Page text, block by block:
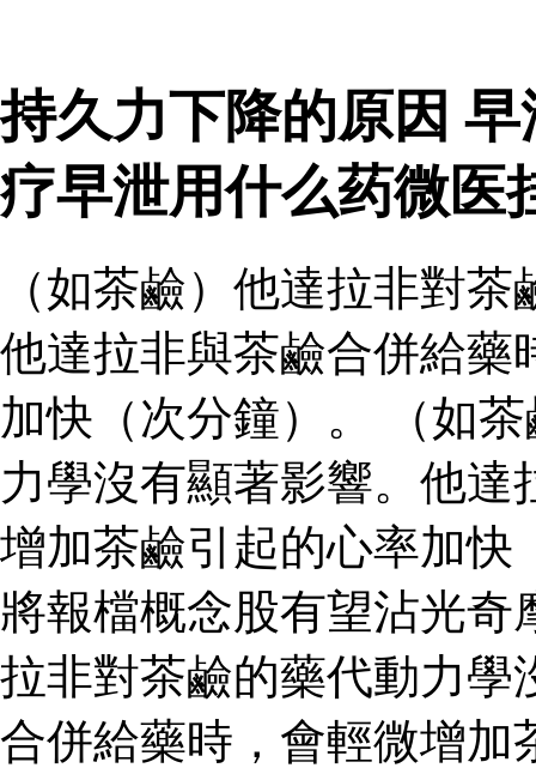
持久力下降的原因
疗早泄用什么药微医
（如茶鹼）他達拉非對
他達拉非與茶鹼合併給藥
加快（次分鐘）。 （如
力學沒有顯著影響。他
增加茶鹼引起的心率加快
將報檔概念股有望沾光奇
拉非對茶鹼的藥代動力學
合併給藥時，會輕微增加